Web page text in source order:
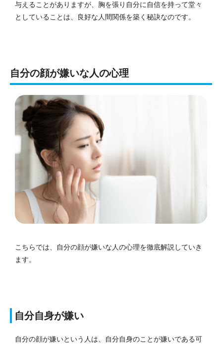
与えることがありますが、胸を張り自分に自信を持って堂々
としていることは、良好な人間関係を築く秘訣なのです。
自分の顔が嫌いな人の心理
こちらでは、自分の顔が嫌いな人の心理を徹底解説していき
ます。
自分自身が嫌い
自分の顔が嫌いという人は、自分自身のことが嫌いである可